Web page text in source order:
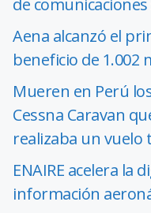
Aena alcanzó el
beneficio de 1.002
Mueren en Perú
Cessna Caravan
realizaba un vuelo
ENAIRE acelera la
información